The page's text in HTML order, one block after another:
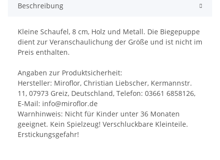
Beschreibung
Kleine Schaufel, 8 cm, Holz und Metall. Die Biegepuppe
dient zur Veranschaulichung der Größe und ist nicht im
Preis enthalten.
Angaben zur Produktsicherheit:
Hersteller: Miroflor, Christian Liebscher, Kermannstr.
11, 07973 Greiz, Deutschland, Telefon: 03661 6858126,
E-Mail: info@miroflor.de
Warnhinweis: Nicht für Kinder unter 36 Monaten
geeignet. Kein Spielzeug! Verschluckbare Kleinteile.
Erstickungsgefahr!